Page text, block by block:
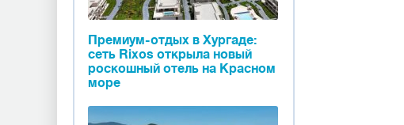
Премиум-отдых в Хургаде:
сеть Rixos открыла новый
роскошный отель на Красном
море